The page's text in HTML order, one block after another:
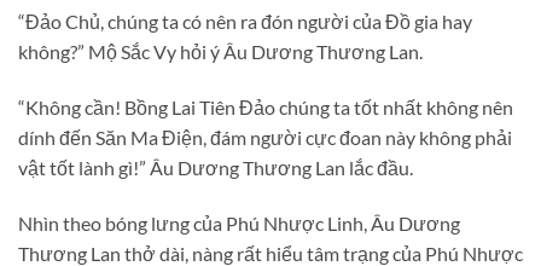
“Đảo Chủ, chúng ta có nên ra đón người của Đồ gia hay
không?” Mộ Sắc Vy hỏi ý Âu Dương Thương Lan.
“Không cần! Bồng Lai Tiên Đảo chúng ta tốt nhất không nên
dính đến Săn Ma Điện, đám người cực đoan này không phải
vật tốt lành gì!” Âu Dương Thương Lan lắc đầu.
Nhìn theo bóng lưng của Phú Nhược Linh, Âu Dương
Thương Lan thở dài, nàng rất hiểu tâm trạng của Phú Nhược